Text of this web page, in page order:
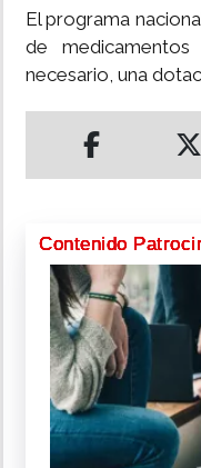
El programa
de
necesario, una
Contenido